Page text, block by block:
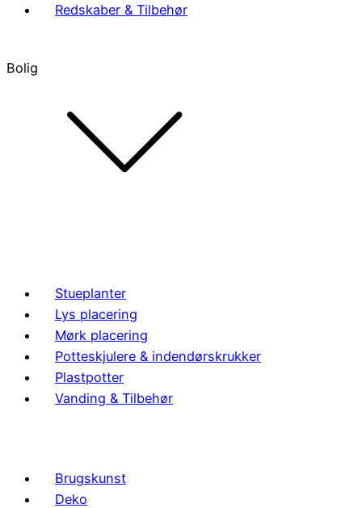
Redskaber & Tilbehør
Bolig
Stueplanter
Lys placering
Mørk placering
Potteskjulere & indendørskrukker
Plastpotter
Vanding & Tilbehør
Brugskunst
Deko